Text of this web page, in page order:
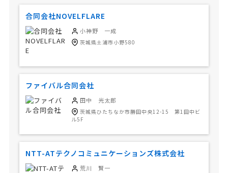
合同会社NOVELFLARE
小神野 一成
茨城県土浦市小野580
ファイバル合同会社
田中 光太郎
茨城県ひたちなか市勝田中央12-15 第1田中ビ
ル5F
NTT-ATテクノコミュニケーションズ株式会社
荒川 賢一